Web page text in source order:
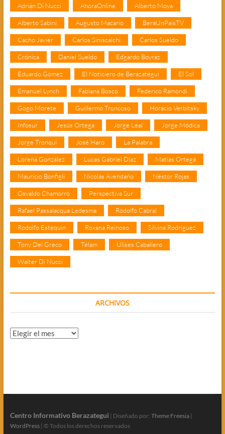
Adrián Di Nucci AhoraOnline Alberto Moya
Alberto Sabini Augusto Macario BeraUnPaisTV
Cacho Javier Carlos Siniscalchi Carlos Sueldo
Crónica Daniel Sueldo Edgardo Boyraz
Eduardo Gómez El Noticiero de Berazategui El Sol
Emanuel Lynch Fabiana Bosco Federico Ramondi
Gogo Morete Guillermo Troncoso Horacio Verbitsky
Infosur Jesús Ortega Jorge Leal Jorge Módica
Jorge Tronqui José Haro La Palabra
Lorena González Lucas Gabriel Díaz Matías Ortega
Mauricio Bonfigli Nicolás Avendaño Néstor Rojas
Osvaldo Chamorro Perspectiva Sur
Rafael Passalacqua Ledesma Rodolfo Cabral
Rodolfo Estequin Roxana Reinoso Silvina Rodríguez
Tony Del Greco Télam Ulises Caballero
Walter Di Nucci
ARCHIVOS
Archivos
Centro Informativo Berazategui | Diseñado por: Theme Freesia|
WordPress| © Todos los derechos reservados